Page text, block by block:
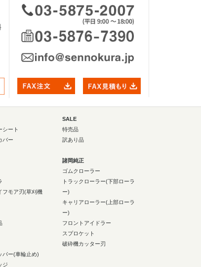
シート
バー
フモア刃(草刈機
パー(車輪止め)
ジ
SALE
特売品
訳あり品
諸岡純正
ゴムクローラー
トラックローラー(下部ローラ
ー)
キャリアローラー(上部ローラ
ー)
フロントアイドラー
スプロケット
破砕機カッター刃